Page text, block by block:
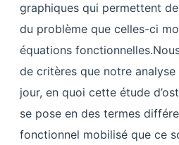
graphiques qui permettent
du problème que celles-ci
équations
de critères que notre
jour, en quoi cette étude
se pose en des termes
fonctionnel mobilisé que ce